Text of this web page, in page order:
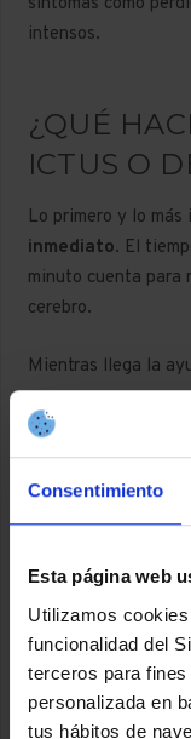
Consentimiento
Esta página web
Utilizamos
funcionalidad del
terceros para
personalizada en
tus hábitos de
intensos.
¿QUÉ
ICTUS O
Lo primero y lo
inmediato. El
minuto cuenta para
cerebro.
Mientras llega la
Mantengas a
una posición
cabeza
No darle
Observar y
comenzaron,
para los